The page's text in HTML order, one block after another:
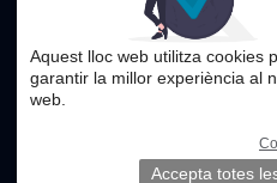
Copyright © 2016.
Aquest lloc web utilitza cookies
garantir la millor experiència al
web.
Accepta totes